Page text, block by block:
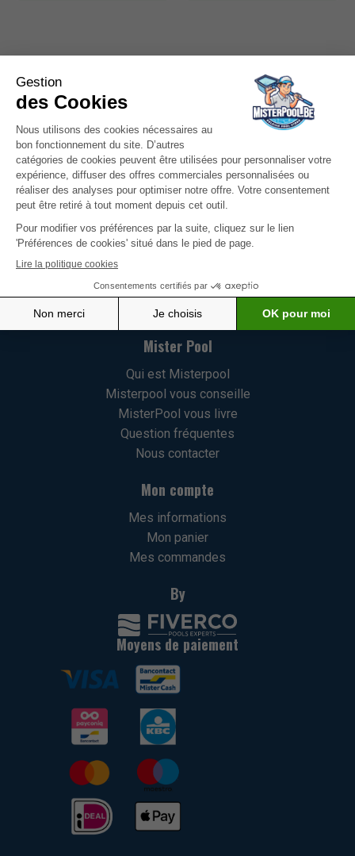
produits pour votre piscine. Nous avons pris le soin de
choisir notre gamme avec une attention particulière,
mettant l'accent sur l'innovation, la qualité et la
satisfaction de nos clients.En savoir plus
Mister Pool
Qui est Misterpool
Misterpool vous conseille
MisterPool vous livre
Question fréquentes
Nous contacter
Mon compte
Mes informations
Mon panier
Mes commandes
By
Moyens de paiement